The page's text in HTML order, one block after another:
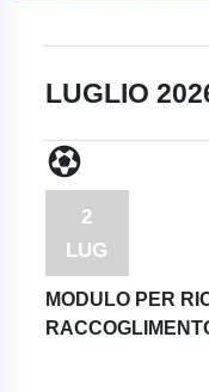
LUGLIO
2
LUG
MODULO PER